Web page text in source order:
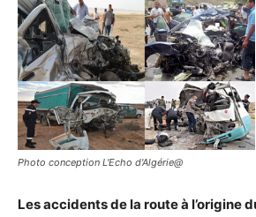
Photo conception L'Echo d'Algérie@
Les accidents de la route à l’origine